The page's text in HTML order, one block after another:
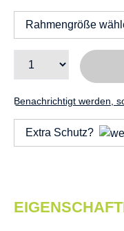
Rahmengröße
Benachrichtigt werden,
Extra Schutz?